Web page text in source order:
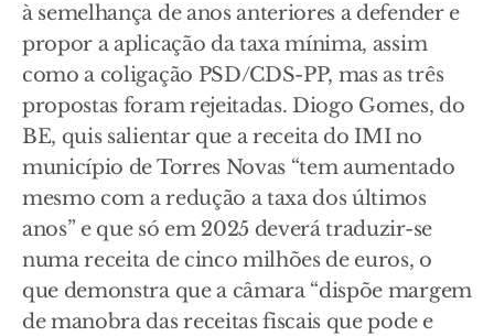
à semelhança de anos anteriores a defender e
propor a aplicação da taxa mínima, assim
como a coligação PSD/CDS-PP, mas as três
propostas foram rejeitadas. Diogo Gomes, do
BE, quis salientar que a receita do IMI no
município de Torres Novas “tem aumentado
mesmo com a redução a taxa dos últimos
anos” e que só em 2025 deverá traduzir-se
numa receita de cinco milhões de euros, o
que demonstra que a câmara “dispõe margem
de manobra das receitas fiscais que pode e